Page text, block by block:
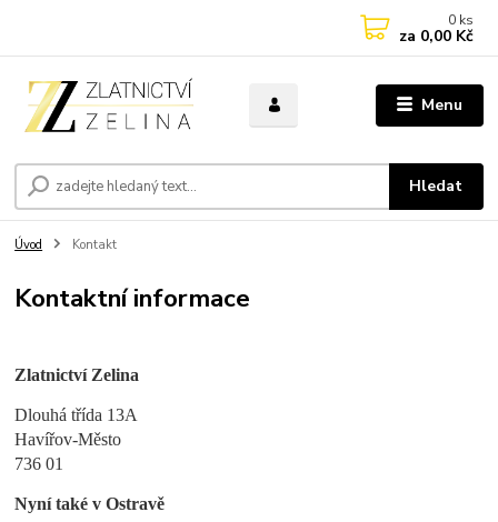
Menu
Hledat
0 ks
za 0,00 Kč
Úvod Kontakt
Kontaktní informace
Zlatnictví Zelina
Dlouhá třída 13A
Havířov-Město
736 01
Nyní také v Ostravě